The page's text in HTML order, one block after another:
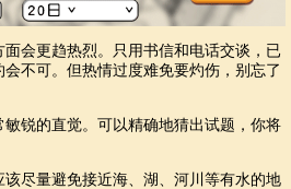
会更趋热烈。只用书信和电话交谈，已
不可。但热情过度难免要灼伤，别忘了
锐的直觉。可以精确地猜出试题，你将
尽量避免接近海、湖、河川等有水的地